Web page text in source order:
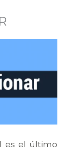
es el último